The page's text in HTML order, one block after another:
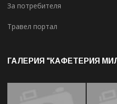
За потребителя
Травел портал
ГАЛЕРИЯ "КАФЕТЕРИЯ